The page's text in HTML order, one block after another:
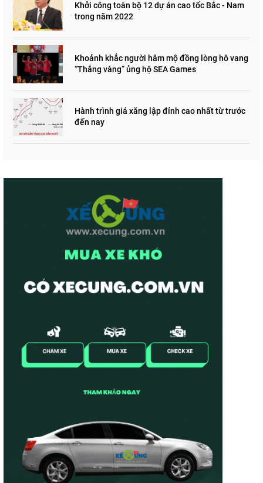
Khởi công toàn bộ 12 dự án cao tốc Bắc - Nam
trong năm 2022
Khoảnh khắc người hâm mộ đồng lòng hô vang
“Thắng vàng” ủng hộ SEA Games
Hành trình giá xăng lập đỉnh cao nhất từ trước
đến nay